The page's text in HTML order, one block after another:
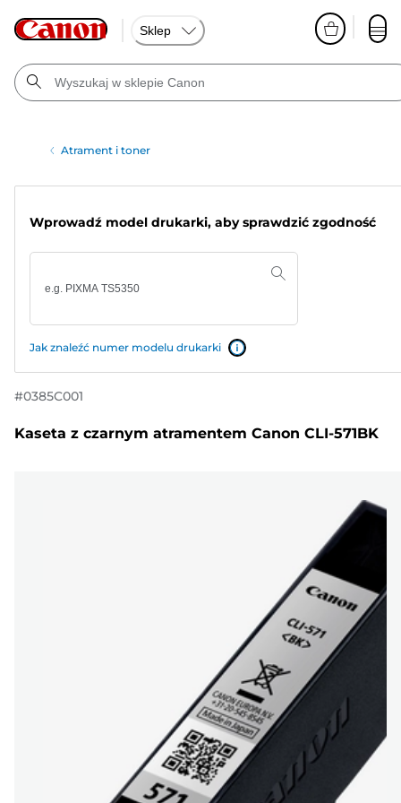
Sklep
Atrament i toner
Wprowadź model drukarki, aby sprawdzić zgodność
Jak znaleźć numer modelu drukarki
#0385C001
Kaseta z czarnym atramentem Canon CLI-571BK